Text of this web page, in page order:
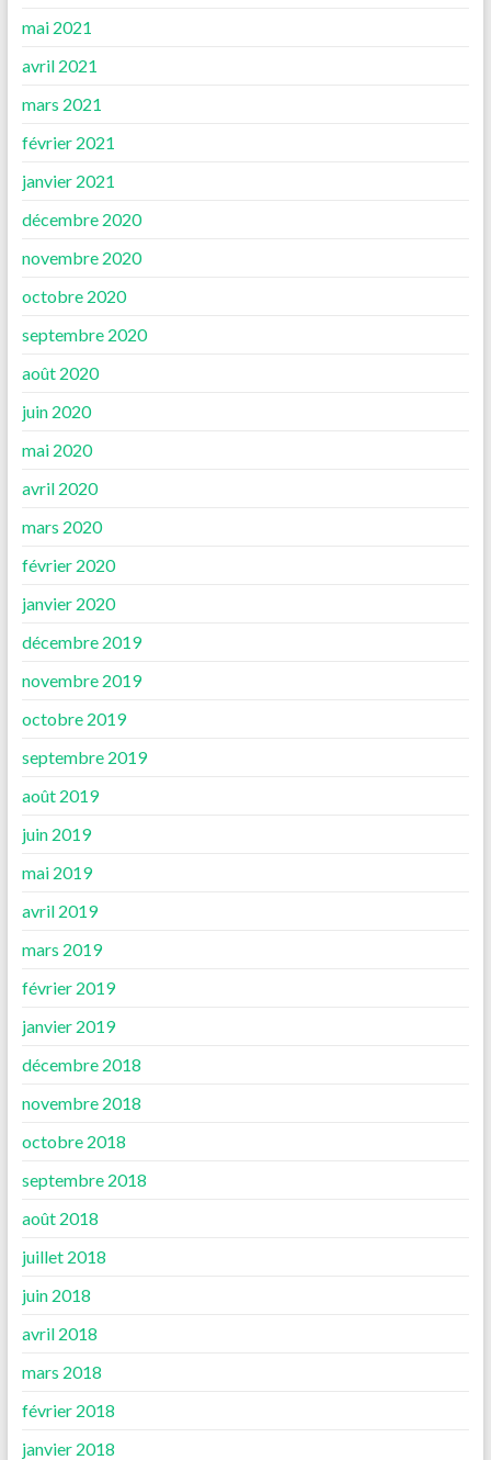
mai 2021
avril 2021
mars 2021
février 2021
janvier 2021
décembre 2020
novembre 2020
octobre 2020
septembre 2020
août 2020
juin 2020
mai 2020
avril 2020
mars 2020
février 2020
janvier 2020
décembre 2019
novembre 2019
octobre 2019
septembre 2019
août 2019
juin 2019
mai 2019
avril 2019
mars 2019
février 2019
janvier 2019
décembre 2018
novembre 2018
octobre 2018
septembre 2018
août 2018
juillet 2018
juin 2018
avril 2018
mars 2018
février 2018
janvier 2018